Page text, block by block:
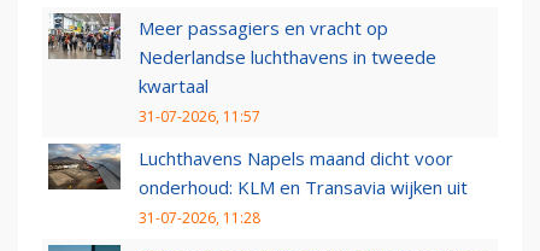
Meer passagiers en vracht op
Nederlandse luchthavens in tweede
kwartaal
31-07-2026, 11:57
Luchthavens Napels maand dicht voor
onderhoud: KLM en Transavia wijken uit
31-07-2026, 11:28